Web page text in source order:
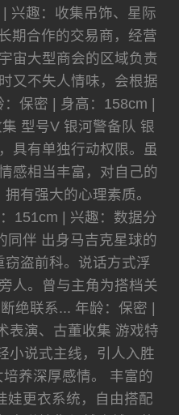
兴趣：收集吊饰、星际
期合作的交易商，经营
宙大型商会的区域负责
又不失人情味，会根据
保密 | 身高：158cm |
型号V 银河警备队 银
具有单独行动权限。虽
感相当丰富，对自己的
有强大的心理素质。
151cm | 兴趣：数据分
同伴 出身马吉克星球的
盗前科。说话方式浮
人。曾与主角为搭档关
绝联系... 年龄：保密 |
表演、古董收集 游戏特
小说式主线，引人入胜
养深厚感情。 丰富的
娃更衣系统，自由搭配